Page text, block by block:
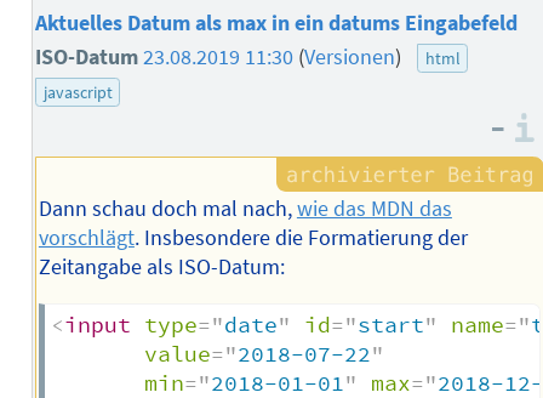
Aktuelles Datum als max in ein datums Eingabefeld
ISO-Datum23.08.2019 11:30 (Versionen)
html
javascript
–
Dann schau doch mal nach,wie das MDN das
vorschlägt. Insbesondere die Formatierung der
Zeitangabe als ISO-Datum:
<input type="date" id="start" name="
value="2018-07-22"
min="2018-01-01" max="2018-